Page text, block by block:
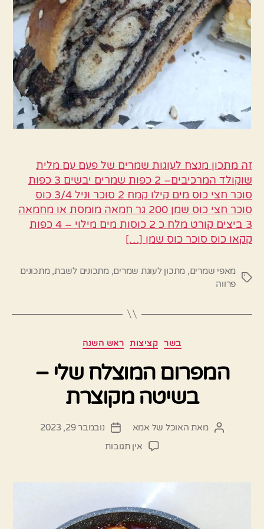
זה מתכון מנצח לעוגות שמרים של פעם עם מלית
שוקולד המרכיבים– 2 כפות שמרים יבשים 3 כפות
סוכר חצי כוס מים קילו קמח 2 סוכר וניל 3/4 כוס
סוכר חצי כוס שמן 200 גר חמאה מומסת או מחמאה
3 ביצים קורט מלח כ 2 כוסות מים מילוי – 4 כפות
קקאו כוס סוכר כוס שמן […]
תגיות
מאפי שמרים, מתכון לעוגת שמרים,מתכונים לשבת,מתכונים
פרווה
קטגוריות בשר קציצות ראש השנה
המפרום המוצלח שלי –
בשיטה מקוצרת
המחבר
מאת האוכל של אמא
תאריךנובמבר 29, 2023
אין תגובותעל
בשיטה
מקוצרת